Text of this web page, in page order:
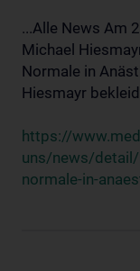
...Alle News Am
Michael
Normale in
Hiesmayr
https://
uns/news/
normale-in-